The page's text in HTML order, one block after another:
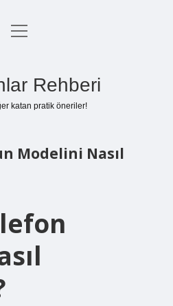
Anasayfa
menüyü
Rehberi
katan pratik öneriler!
Modelini Nasıl